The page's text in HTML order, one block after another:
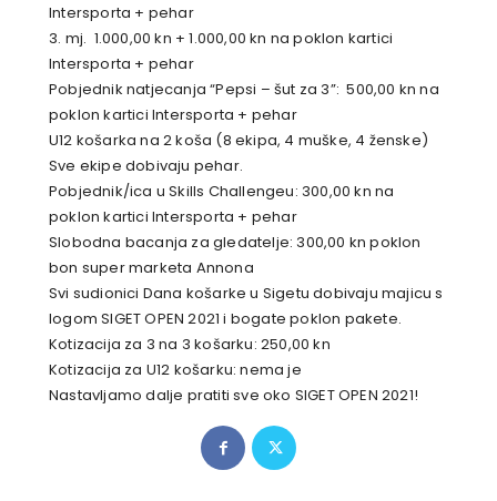
Intersporta + pehar
3. mj. 1.000,00 kn + 1.000,00 kn na poklon kartici
Intersporta + pehar
Pobjednik natjecanja “Pepsi – šut za 3”: 500,00 kn na
poklon kartici Intersporta + pehar
U12 košarka na 2 koša (8 ekipa, 4 muške, 4 ženske)
Sve ekipe dobivaju pehar.
Pobjednik/ica u Skills Challengeu: 300,00 kn na
poklon kartici Intersporta + pehar
Slobodna bacanja za gledatelje: 300,00 kn poklon
bon super marketa Annona
Svi sudionici Dana košarke u Sigetu dobivaju majicu s
logom SIGET OPEN 2021 i bogate poklon pakete.
Kotizacija za 3 na 3 košarku: 250,00 kn
Kotizacija za U12 košarku: nema je
Nastavljamo dalje pratiti sve oko SIGET OPEN 2021!